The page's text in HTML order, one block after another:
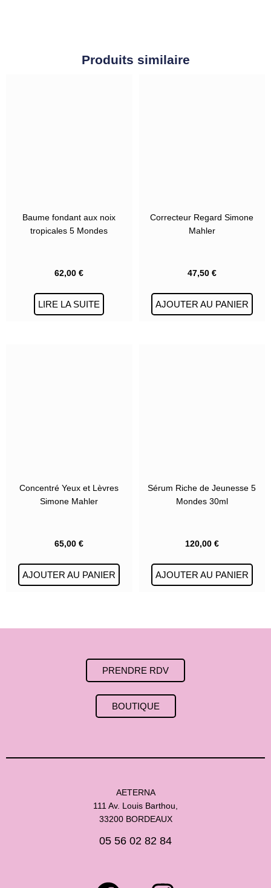
Produits similaire
Baume fondant aux noix
tropicales 5 Mondes
62,00€
LIRE LA SUITE
Correcteur Regard Simone
Mahler
47,50 €
AJOUTER AU PANIER
Concentré Yeux et Lèvres
Simone Mahler
65,00€
AJOUTER AU PANIER
Sérum Riche de Jeunesse 5
Mondes 30ml
120,00 €
AJOUTER AU PANIER
PRENDRE RDV
BOUTIQUE
AETERNA
111 Av. Louis Barthou,
33200 BORDEAUX
05 56 02 82 84